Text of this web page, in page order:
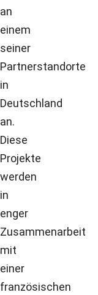
an
einem
seiner
Partnerstandorte
in
Deutschland
an.
Diese
Projekte
werden
in
enger
Zusammenarbeit
mit
einer
französischen